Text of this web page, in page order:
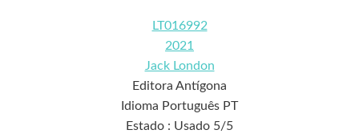
LT016992
2021
Jack London
Editora Antígona
Idioma Português PT
Estado : Usado 5/5